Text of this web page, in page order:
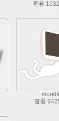
查看
查看